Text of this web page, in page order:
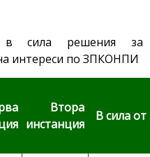
в сила решения за
интереси по ЗПКОНПИ
Втора
инстанция
В сила от